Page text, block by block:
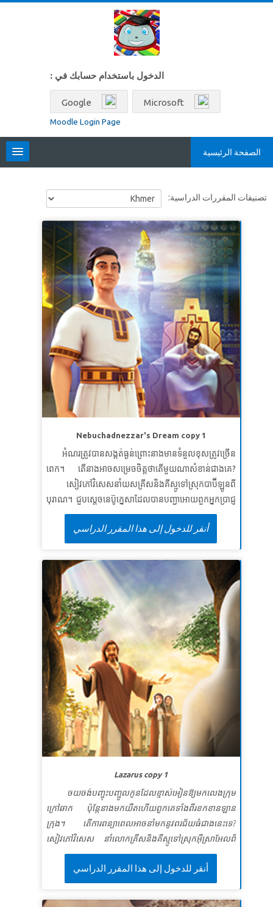
الدخول باستخدام حسابك في :
Moodle Login Page
الصفحة الرئيسية
البحث
في
المقررات
الدراسية
تسليم
تصنيفات المقررات الدراسية:
Nebuchadnezzar's Dream copy 1
អំណរត្រូវបានសង្កត់ធ្ងន់ព្រោះនាងមានទំនួលខុសត្រូវច្រើន
ពេក។ តើនាងអាចសម្រេចចិត្តថាតើមួយណាសំខាន់ជាងគេ?
សៀវភៅវិសេសនាំយសគ្រីសនិងគីស្មូទៅស្រុកបាប៊ីឡូនពី
បុរាណ។ ជួបស្តេចនេប៊ូក្នេសាដែលបានបញ្ជាអោយពួកអ្នកប្រាជ្ញ
របស់ព្រះអង្គប្រាប់គេនូវសុបិនដែលស្តេចបានសុបិន្តឬប្រឈម
នឹងសេចក្តីស្លាប់។ ចូរធ្វើជាសាក្សីអំពីរបៀបដែលព្យា
ការីដានីយ៉ែលរកឃើញនូវក្តីសុបិន្តដ៏អាថ៌កំបាំងនិងអត្ថន័យ
របស់វា។ កុមាររៀនពីកន្លែងដែលត្រូវស្វែងរកប្រាជ្ញាដែលពួកគេ
មិនអាចរកឃើញដោយខ្លួនឯង។
មេរៀនទី 1 រឿងរបស់ព្រះបង្ហាញ
សេចក្តីពិតវិសេស៖ ព្រះបើកបង្ហាញអ្វីៗនៅពេលយើងសួរ។
ខគម្ពីរវិសេស«ចូរហៅខ្ញុំចុះយើងនឹងឆ្លើយមកអ្នកហើយបង្ហាញ
ការដ៏អស្ចារ្យនិងអស្ចារ្យជាច្រើនដែលអ្នកមិនស្គាល់»។យេរេមា
៣៣: ៣ (NKJV)
មេរៀនទី ២ ព្រះជាម្ចាស់បញ្ចូលអាមេរិក
សេចក្តីពិតវិសេស៖ ព្រះអនុញ្ញាតឱ្យយើងធ្វើអ្វីដែលអស្ចារ្យ។
ខគម្ពីរវិសេស សូមឱ្យទ្រង់បំពាក់ឱ្យអ្នកនូវអ្វីទាំងអស់ដែលអ្នក
ត្រូវការសម្រាប់ធ្វើតាមព្រះហឫទ័យរបស់ទ្រង់។ សូមឱ្យទ្រង់
បង្កើតផលនៅក្នុងអ្នកតាមរយៈព្រះចេស្ដានៃព្រះយេស៊ូវគ្រីស្ទ
មេរៀនទី 3 ចែករំលែកអំណោយរបស់ព្រះ
សេចក្តីពិតវិសេស៖ ខ្ញុំនឹងប្រាប់អ្នកដទៃអំពីព្រះយេស៊ូវដែលជា
អំណោយទានរបស់ព្រះ។
ទទួលយកទ្រង់នោះទ្រង់បានប្រទានសិទ្ធិ ឲ្យ ក្លាយជាកូនរបស់
أنقر للدخول إلى هذا المقرر الدراسي
Lazarus copy 1
ចយចង់បញ្ចុះបញ្ចូលកូនដែលខ្មាស់អៀនឱ្យមកលេងក្រុម
ក្រៅឆាក​ ប៉ុន្តែនាងមកយឺតហើយពួកគេទាំងពីរខកខានឡាន
ក្រុង។ តើការពន្យាពេលអាចនាំមកនូវពរជ័យធំជាងនេះទេ?
សៀវភៅវិសេស នាំលោកគ្រីសនិងគីស្មូទៅស្រុកអ៊ីស្រាអែលពី
បុរាណ ដែលព្រះយេស៊ូ៉៊ឮថាឡាសារដែលជាមិត្តរបស់គាត់ឈឺ
ធ្ងន់។ ជាជាងប្រញាប់ប្រញាល់ធ្វើឱ្យគាត់ជាសះស្បើយព្រះយេស៊ូ
ពន្យាពេលហើយពេលទ្រង់មកដល់ឡាសាបានស្លាប់ទៅ។ សូម
ធ្វើជាសាក្សីអំពីការអស្ចារ្យដែលព្រះយេស៊ូបានធ្វើអព្ភូតហេតុដ៏
أنقر للدخول إلى هذا المقرر الدراسي